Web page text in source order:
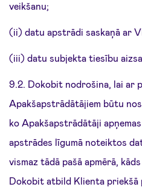
veikšanu;
(ii) datu apstrādi saskaņā ar
(iii) datu subjekta tiesību
9.2. Dokobit nodrošina, lai ar
Apakšapstrādātājiem būtu
ko Apakšapstrādātāji
apstrādes līgumā noteiktos
vismaz tādā pašā apmērā,
Dokobit atbild Klienta